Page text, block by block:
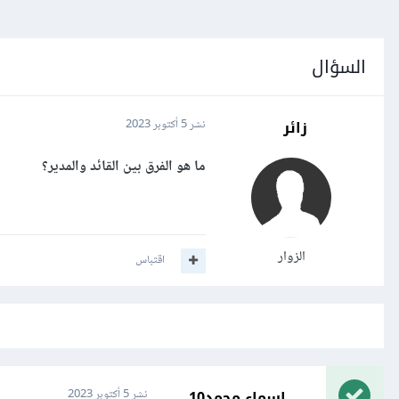
السؤال
زائر
الزوار
نشر5 أكتوبر 2023
ما هو الفرق بين القائد والمدير؟
اقتباس
نشر5 أكتوبر 2023